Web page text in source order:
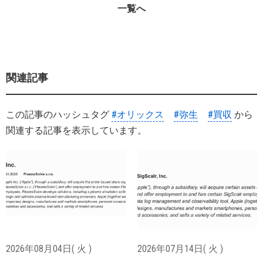
一覧へ
関連記事
この記事のハッシュタグ #オリックス #弥生 #買収 から
関連する記事を表示しています。
2026年08月04日( 火 ) 2026年07月14日( 火 )